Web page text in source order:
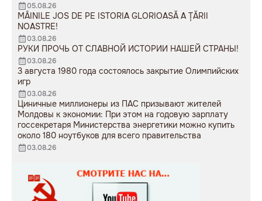
05.08.26
MÂINILE JOS DE PE ISTORIA GLORIOASĂ A ȚĂRII
NOASTRE!
03.08.26
РУКИ ПРОЧЬ ОТ СЛАВНОЙ ИСТОРИИ НАШЕЙ СТРАНЫ!
03.08.26
3 августа 1980 года состоялось закрытие Олимпийских
игр
03.08.26
Циничные миллионеры из ПАС призывают жителей
Молдовы к экономии: При этом на годовую зарплату
госсекретаря Министерства энергетики можно купить
около 180 ноутбуков для всего правительства
03.08.26